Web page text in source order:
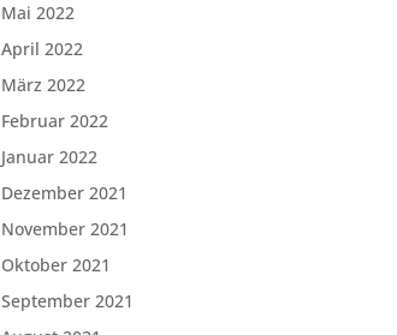
Mai 2022
April 2022
März 2022
Februar 2022
Januar 2022
Dezember 2021
November 2021
Oktober 2021
September 2021